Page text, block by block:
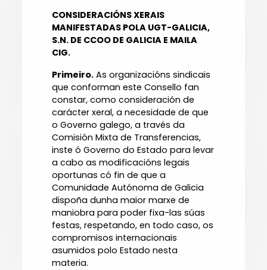
CONSIDERACIÓNS XERAIS
MANIFESTADAS POLA UGT-GALICIA,
S.N. DE CCOO DE GALICIA E MAILA
CIG.
Primeiro. As organizacións sindicais
que conforman este Consello fan
constar, como consideración de
carácter xeral, a necesidade de que
o Governo galego, a través da
Comisión Mixta de Transferencias,
inste ó Governo do Estado para levar
a cabo as modificacións legais
oportunas có fin de que a
Comunidade Autónoma de Galicia
dispoña dunha maior marxe de
maniobra para poder fixa-las súas
festas, respetando, en todo caso, os
compromisos internacionais
asumidos polo Estado nesta
materia.